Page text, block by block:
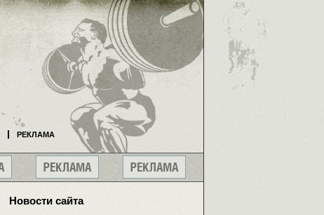
Новости сайта
РЕКЛАМА